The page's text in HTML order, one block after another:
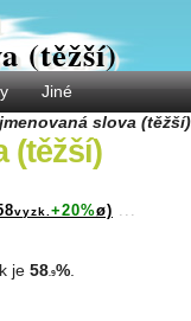
(těžší)
Jiné
slova (těžší)
(těžší)
vyzk. +20%ø) ...
je 58 .9%